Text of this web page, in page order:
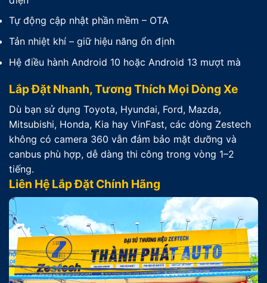
Tự động cập nhật phần mềm – OTA
Tản nhiệt khí – giữ hiệu năng ổn định
Hệ điều hành Android 10 hoặc Android 13 mượt mà
Lắp Đặt Nhanh, Tương Thích Mọi Dòng Xe
Dù bạn sử dụng Toyota, Hyundai, Ford, Mazda,
Mitsubishi, Honda, Kia hay VinFast, các dòng Zestech
không có camera 360 vẫn đảm bảo mặt dưỡng và
canbus phù hợp, dễ dàng thi công trong vòng 1–2
tiếng.
Liên Hệ Lắp Đặt Chính Hãng